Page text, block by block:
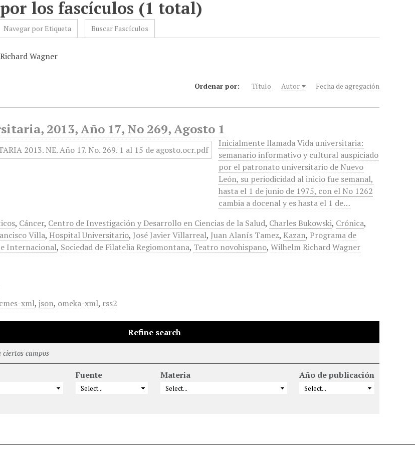
los fascículos (1 total)
Navegar por Etiqueta Buscar Fascículos
Wagner
Ordenar por: Título Autor Fecha de agregación
2013, Año 17, No 269, Agosto 1
Inicialmente llamada Vida universitaria:
semanario informativo y cultural auspiciado
por el patronato universitario de Nuevo
León, su periodicidad al inicio fue semanal,
hasta el 1 de junio de 1975, con el No 1262
cambia a docenal y es hasta el 1 de…
, Cáncer, Centro de Investigación y Desarrollo en Ciencias de la Salud, Charles Bukowski, Crónica,
Villa, Hospital Universitario, José Javier Villarreal, Juan Alanís Tamez, Kazan, Programa de
Internacional, Sociedad de Filatelia Regiomontana, Teatro novohispano,Wilhelm Richard Wagner
xml,json, omeka-xml, rss2
Refine search
ciertos campos
Fuente Materia Año de publicación